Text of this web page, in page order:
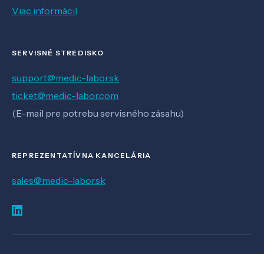
Viac informácií
SERVISNÉ STREDISKO
support@medic-labor.sk
ticket@medic-labor.com
(E-mail pre potrebu servisného zásahu)
REPREZENTATÍVNA KANCELÁRIA
sales@medic-labor.sk